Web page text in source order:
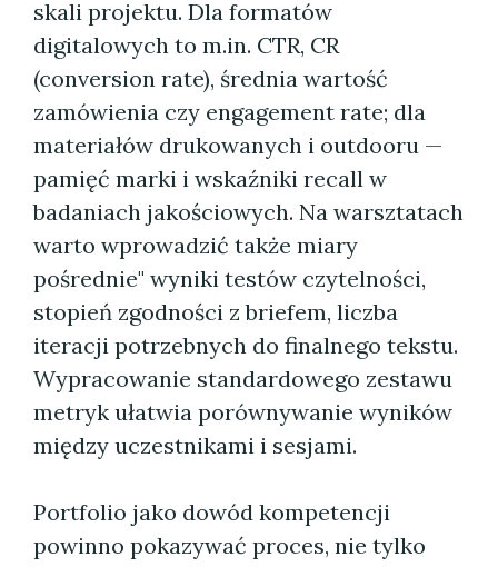
skali projektu. Dla formatów
digitalowych to m.in. CTR, CR
(conversion rate), średnia wartość
zamówienia czy engagement rate; dla
materiałów drukowanych i outdooru —
pamięć marki i wskaźniki recall w
badaniach jakościowych. Na warsztatach
warto wprowadzić także miary
pośrednie" wyniki testów czytelności,
stopień zgodności z briefem, liczba
iteracji potrzebnych do finalnego tekstu.
Wypracowanie standardowego zestawu
metryk ułatwia porównywanie wyników
między uczestnikami i sesjami.
Portfolio jako dowód kompetencji
powinno pokazywać proces, nie tylko